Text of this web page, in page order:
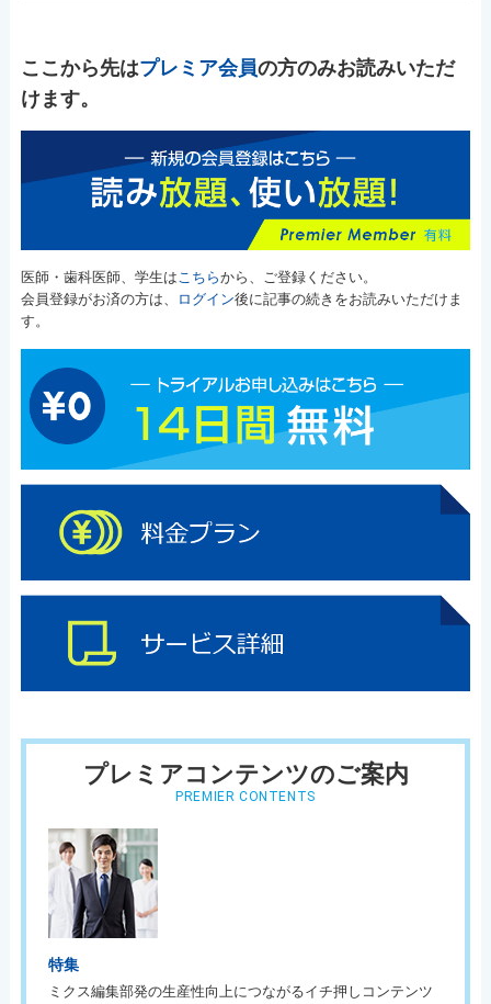
ここから先はプレミア会員の方のみお読みいただ
けます。
医師・歯科医師、学生はこちらから、ご登録ください。
会員登録がお済の方は、
ログイン後に記事の続きをお読みいただけま
す。
プレミアコンテンツのご案内
PREMIER CONTENTS
特集
ミクス編集部発の生産性向上につながるイチ押しコンテンツ